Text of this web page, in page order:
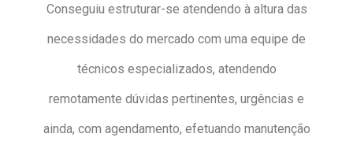
Conseguiu estruturar-se atendendo à altura das
necessidades do mercado com uma equipe de
técnicos especializados, atendendo
remotamente dúvidas pertinentes, urgências e
ainda, com agendamento, efetuando manutenção